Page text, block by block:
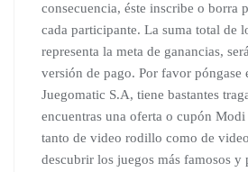
consecuencia, éste inscribe o borra
cada participante. La suma total de
representa la meta de ganancias,
versión de pago. Por favor póngase
Juegomatic S.A, tiene bastantes
encuentras una oferta o cupón Modi
tanto de video rodillo como de
descubrir los juegos más famosos y